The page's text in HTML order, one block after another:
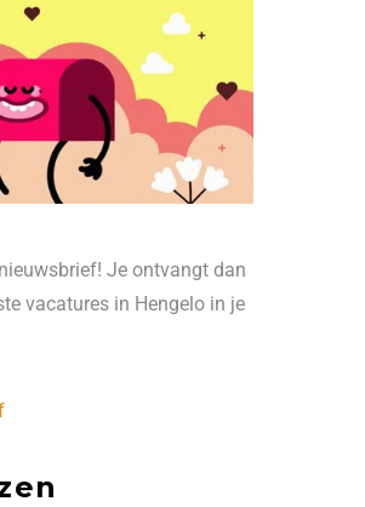
Je ontvangt dan
vacatures in Hengelo in je